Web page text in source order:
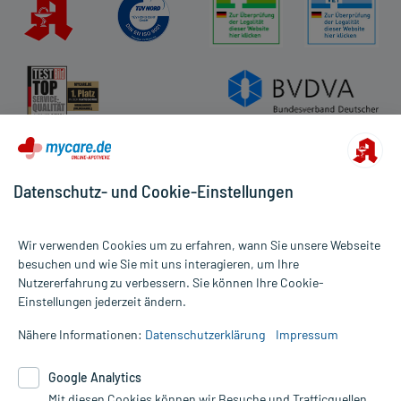
Alle Preise gelten inkl. MwSt., ggf. zzgl. Versandkosten
Informationen auf dieser Website werden ausschließlich für
die Untersuchung und Behandlung durch einen Arzt. Bitte
Therapien eingeleitet werden können. | Diese Webseite benutzt
Datenschutz- und Cookie-Einstellungen
Wir verwenden Cookies um zu erfahren, wann Sie unsere Webseite
besuchen und wie Sie mit uns interagieren, um Ihre
Nutzererfahrung zu verbessern. Sie können Ihre Cookie-
Einstellungen jederzeit ändern.
Nähere Informationen: Datenschutzerklärung Impressum
Google Analytics